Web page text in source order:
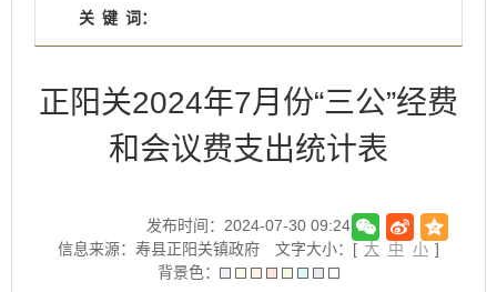
关 键 词：
正阳关2024年7月份“三公”经费
和会议费支出统计表
发布时间：2024-07-30 09:24
信息来源：寿县正阳关镇政府
文字大小：[ 大 中 小 ]
背景色：